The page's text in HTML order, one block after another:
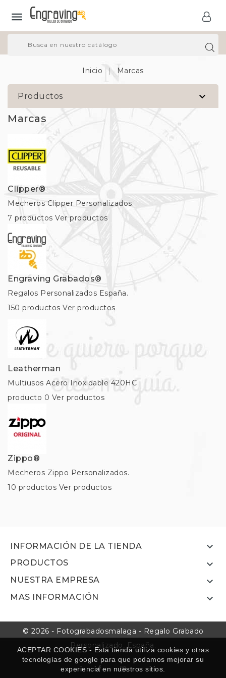

Inicio Marcas
Productos

Marcas
Clipper®
Mecheros Clipper Personalizados.
7 productos Ver productos
Engraving Grabados®
Regalos Personalizados España.
150 productos Ver productos
Leatherman
Multiusos Acero Inoxidable 420HC
producto 0 Ver productos
Zippo®
Mecheros Zippo Personalizados.
10 productos Ver productos
INFORMACIÓN DE LA TIENDA 
PRODUCTOS 
NUESTRA EMPRESA 
MAS INFORMACIÓN 
ACEPTAR COOKIES - Esta tienda utiliza cookies y otras
tecnologías de google para que podamos mejorar su
experiencia en nuestros sitios.
© 2026 - Fotograbadosmalaga - Regalo Grabado
Personalizado, España.